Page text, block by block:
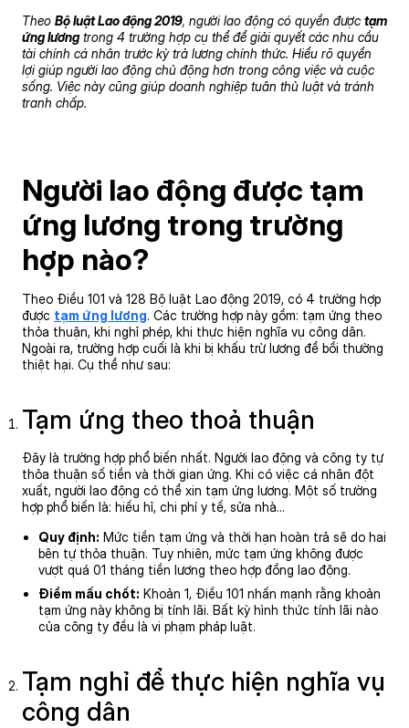
Theo Bộ luật Lao động 2019, người lao động có quyền được tạm
ứng lươngtrong 4 trường hợp cụ thể để giải quyết các nhu cầu
tài chính cá nhân trước kỳ trả lương chính thức. Hiểu rõ quyền
lợi giúp người lao động chủ động hơn trong công việc và cuộc
sống. Việc này cũng giúp doanh nghiệp tuân thủ luật và tránh
tranh chấp.
Người lao động được tạm
ứng lương trong trường
hợp nào?
Theo Điều 101 và 128 Bộ luật Lao động 2019, có 4 trường hợp
được tạm ứng lương. Các trường hợp này gồm: tạm ứng theo
thỏa thuận, khi nghỉ phép, khi thực hiện nghĩa vụ công dân.
Ngoài ra, trường hợp cuối là khi bị khấu trừ lương để bồi thường
thiệt hại. Cụ thể như sau:
Tạm ứng theo thoả thuận
Đây là trường hợp phổ biến nhất. Người lao động và công ty tự
thỏa thuận số tiền và thời gian ứng. Khi có việc cá nhân đột
xuất, người lao động có thể xin tạm ứng lương. Một số trường
hợp phổ biến là: hiếu hỉ, chi phí y tế, sửa nhà…
Quy định: Mức tiền tạm ứng và thời hạn hoàn trả sẽ do hai
bên tự thỏa thuận. Tuy nhiên, mức tạm ứng không được
vượt quá 01 tháng tiền lương theo hợp đồng lao động.
Điểm mấu chốt: Khoản 1, Điều 101 nhấn mạnh rằng khoản
tạm ứng này không bị tính lãi. Bất kỳ hình thức tính lãi nào
của công ty đều là vi phạm pháp luật.
Tạm nghỉ để thực hiện nghĩa vụ
công dân